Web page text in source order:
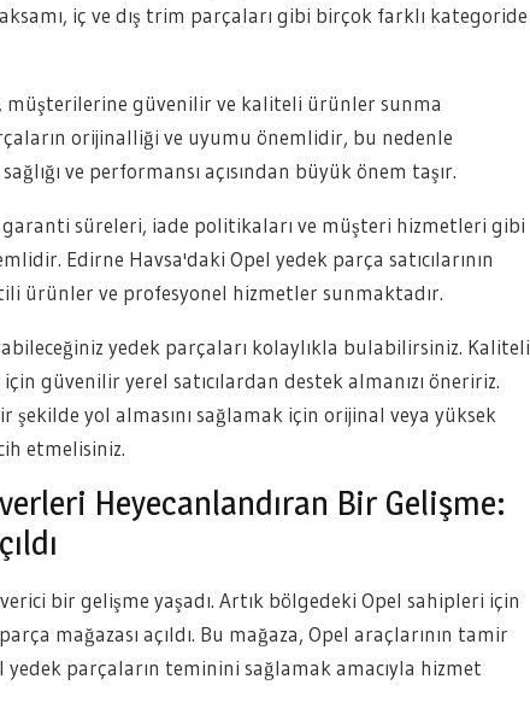
iç ve dış trim parçaları gibi birçok farklı kategoride
müşterilerine güvenilir ve kaliteli ürünler sunma
orijinalliği ve uyumu önemlidir, bu nedenle
ve performansı açısından büyük önem taşır.
garanti süreleri, iade politikaları ve müşteri hizmetleri gibi
Edirne Havsa'daki Opel yedek parça satıcılarının
ürünler ve profesyonel hizmetler sunmaktadır.
yedek parçaları kolaylıkla bulabilirsiniz. Kaliteli
güvenilir yerel satıcılardan destek almanızı öneririz.
şekilde yol almasını sağlamak için orijinal veya yüksek
etmelisiniz.
Heyecanlandıran Bir Gelişme:
bir gelişme yaşadı. Artık bölgedeki Opel sahipleri için
mağazası açıldı. Bu mağaza, Opel araçlarının tamir
parçaların teminini sağlamak amacıyla hizmet